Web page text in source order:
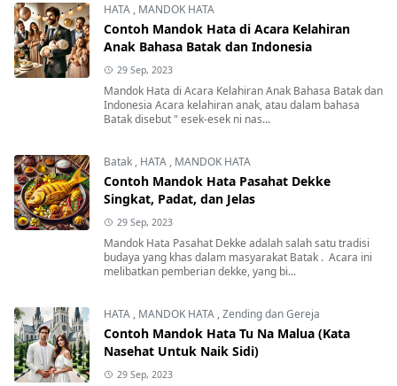
HATA , MANDOK HATA
Contoh Mandok Hata di Acara Kelahiran
Anak Bahasa Batak dan Indonesia
29 Sep, 2023
Mandok Hata di Acara Kelahiran Anak Bahasa Batak dan
Indonesia Acara kelahiran anak, atau dalam bahasa
Batak disebut " esek-esek ni nas...
Batak , HATA , MANDOK HATA
Contoh Mandok Hata Pasahat Dekke
Singkat, Padat, dan Jelas
29 Sep, 2023
Mandok Hata Pasahat Dekke adalah salah satu tradisi
budaya yang khas dalam masyarakat Batak . Acara ini
melibatkan pemberian dekke, yang bi...
HATA , MANDOK HATA ,Zending dan Gereja
Contoh Mandok Hata Tu Na Malua (Kata
Nasehat Untuk Naik Sidi)
29 Sep, 2023